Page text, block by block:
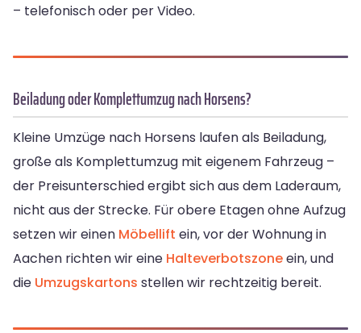
– telefonisch oder per Video.
Beiladung oder Komplettumzug nach Horsens?
Kleine Umzüge nach Horsens laufen als Beiladung,
große als Komplettumzug mit eigenem Fahrzeug –
der Preisunterschied ergibt sich aus dem Laderaum,
nicht aus der Strecke. Für obere Etagen ohne Aufzug
setzen wir einen Möbellift ein, vor der Wohnung in
Aachen richten wir eine Halteverbotszoneein, und
die Umzugskartons stellen wir rechtzeitig bereit.